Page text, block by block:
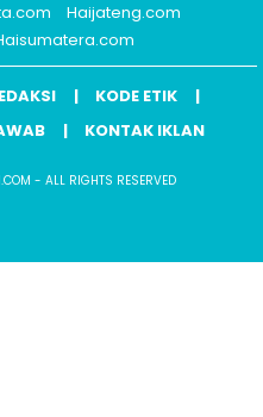
Haijateng.com
KODE ETIK
KONTAK IKLAN
- ALL RIGHTS RESERVED